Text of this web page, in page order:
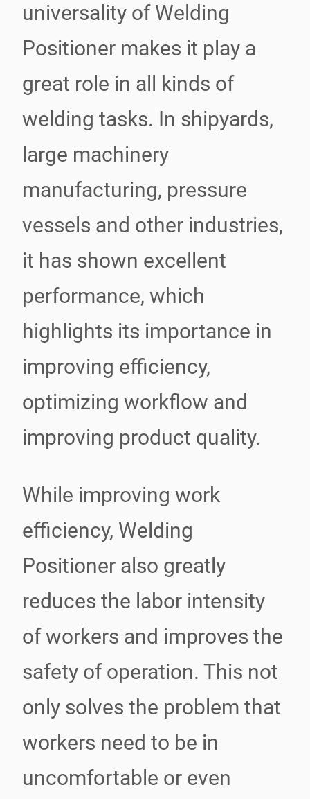
universality of Welding
Positioner makes it play a
great role in all kinds of
welding tasks. In shipyards,
large machinery
manufacturing, pressure
vessels and other industries,
it has shown excellent
performance, which
highlights its importance in
improving efficiency,
optimizing workflow and
improving product quality.
While improving work
efficiency, Welding
Positioner also greatly
reduces the labor intensity
of workers and improves the
safety of operation. This not
only solves the problem that
workers need to be in
uncomfortable or even